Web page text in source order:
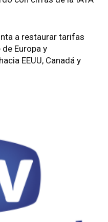
a restaurar tarifas
Europa y
EEUU, Canadá y